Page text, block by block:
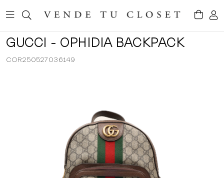
GUCCI - OPHIDIA BACKPACK
COR250527036149